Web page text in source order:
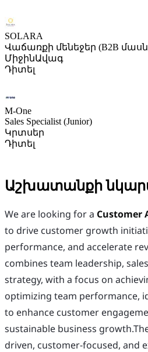
SOLARA
Վաճառքի մենեջեր (B2B
ՄիջինԱվագ
Դիտել
M-One
Sales Specialist (Junior)
Կրտսեր
Դիտել
Աշխատանքի
We are looking for a Customer
to drive customer growth
performance, and accelerate
combines team leadership,
strategy, with a focus on
optimizing team performance,
to enhance customer
sustainable business
driven, customer-focused, and